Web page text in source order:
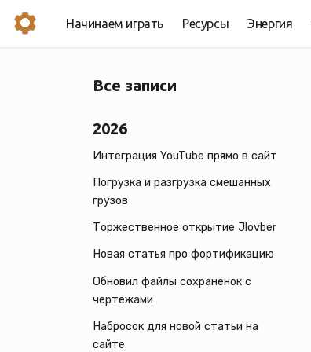
Начинаем играть Ресурсы Энергия
Все записи
2026
Интеграция YouTube прямо в сайт
Погрузка и разгрузка смешанных
грузов
Торжественное открытие Jlovber
Новая статья про фортификацию
Обновил файлы сохранёнок с
чертежами
Набросок для новой статьи на
сайте